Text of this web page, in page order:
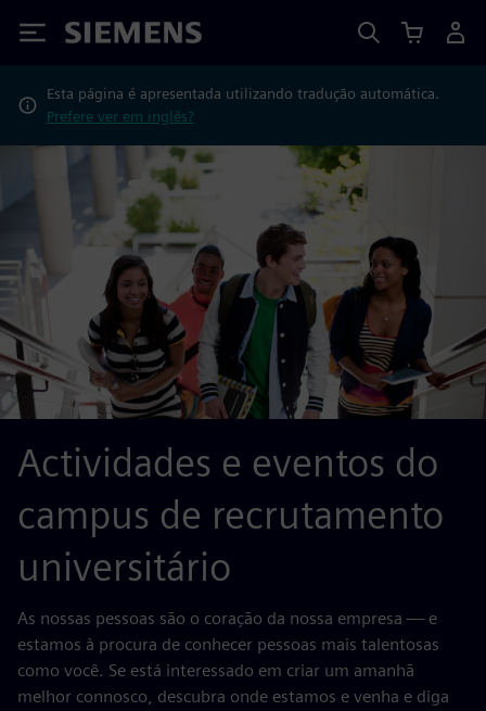
Siemens
Esta página é apresentada utilizando tradução automática.
Prefere ver em inglês?
Actividades e eventos do
campus de recrutamento
universitário
As nossas pessoas são o coração da nossa empresa — e
estamos à procura de conhecer pessoas mais talentosas
como você. Se está interessado em criar um amanhã
melhor connosco, descubra onde estamos e venha e diga